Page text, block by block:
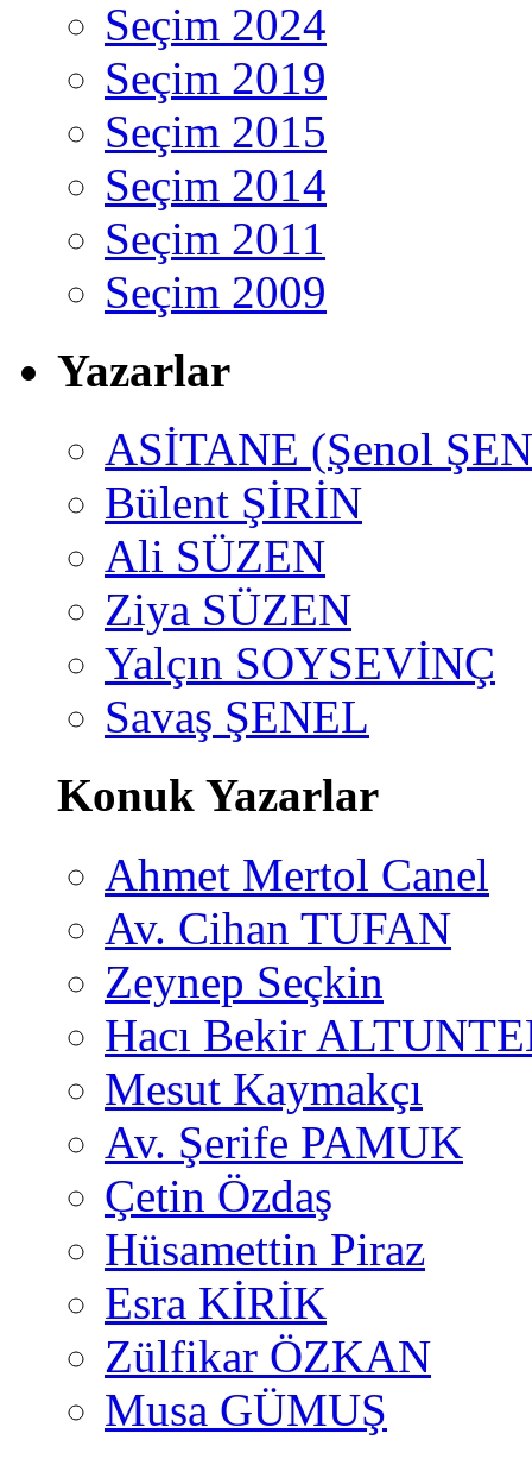
Seçim 2024
Seçim 2019
Seçim 2015
Seçim 2014
Seçim 2011
Seçim 2009
Yazarlar
ASİTANE (Şenol
Bülent ŞİRİN
Ali SÜZEN
Ziya SÜZEN
Yalçın SOYSEVİNÇ
Savaş ŞENEL
Konuk Yazarlar
Ahmet Mertol Canel
Av. Cihan TUFAN
Zeynep Seçkin
Hacı Bekir
Mesut Kaymakçı
Av. Şerife PAMUK
Çetin Özdaş
Hüsamettin Piraz
Esra KİRİK
Zülfikar ÖZKAN
Musa GÜMUŞ